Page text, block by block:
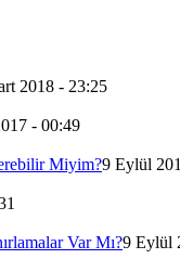
2018 - 23:25
- 00:49
Miyim?9 Eylül
Var Mı?9 Eylül